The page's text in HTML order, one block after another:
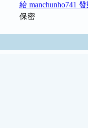
給 manchunho741
保密